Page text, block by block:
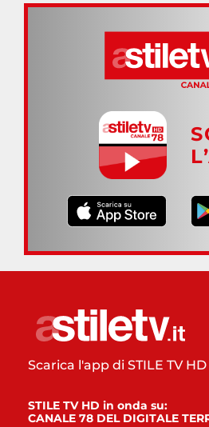
Scarica l'app di STILE TV HD
STILE TV HD in onda su:
CANALE 78 DEL DIGITALE